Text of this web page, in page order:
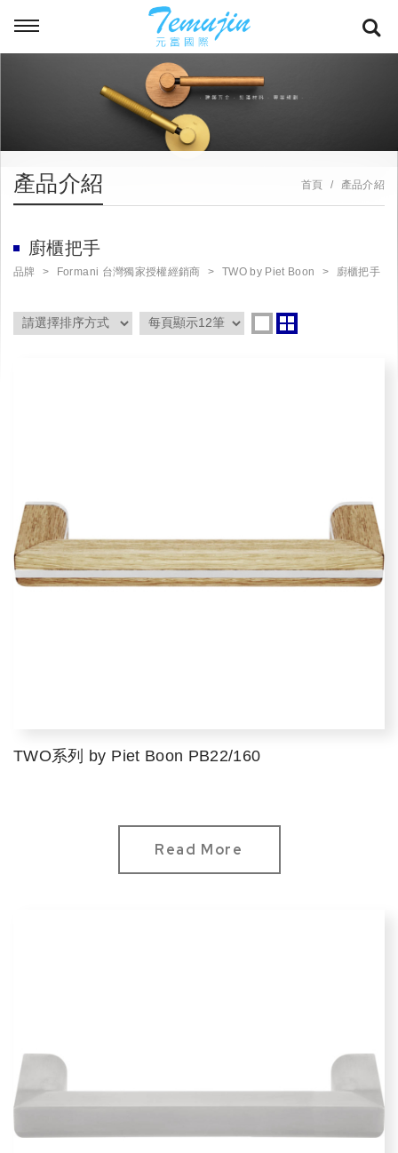
產品介紹 首頁 產品介紹
廚櫃把手
品牌 Formani 台灣獨家授權經銷商 TWO by Piet Boon 廚櫃把手
TWO系列 by Piet Boon PB22/160
Read More